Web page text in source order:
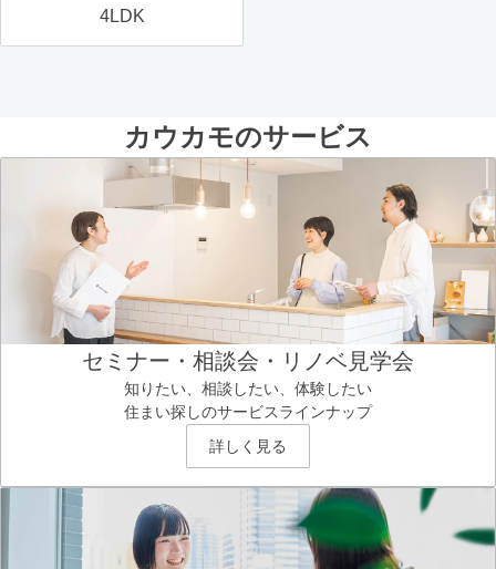
4LDK
カウカモのサービス
セミナー・相談会・リノベ見学会
知りたい、相談したい、体験したい
住まい探しのサービスラインナップ
詳しく見る